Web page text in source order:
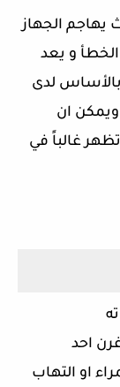
يهاجم الجهاز
و يعد
بالأساس لدى
ويمكن ان
غالباً في
احد
او التهاب